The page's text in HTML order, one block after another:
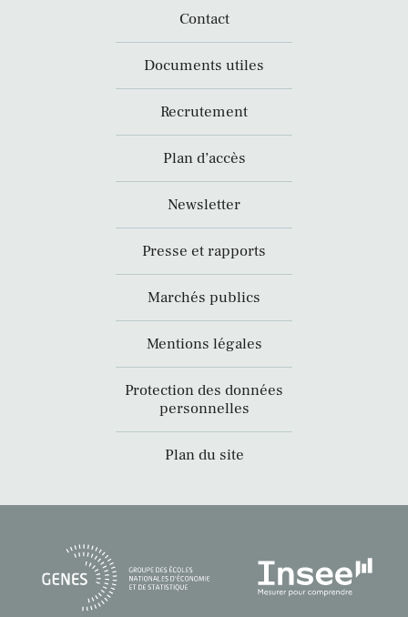
Contact
Documents utiles
Recrutement
Plan d’accès
Newsletter
Presse et rapports
Marchés publics
Mentions légales
Protection des données
personnelles
Plan du site